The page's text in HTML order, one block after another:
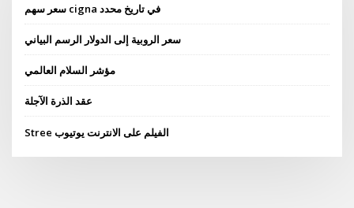
سعر سهم cigna في تاريخ محدد
سعر الروبية إلى الدولار الرسم البياني
مؤشر السلام العالمي
عقد الذرة الآجلة
Stree الفيلم على الانترنت يوتيوب